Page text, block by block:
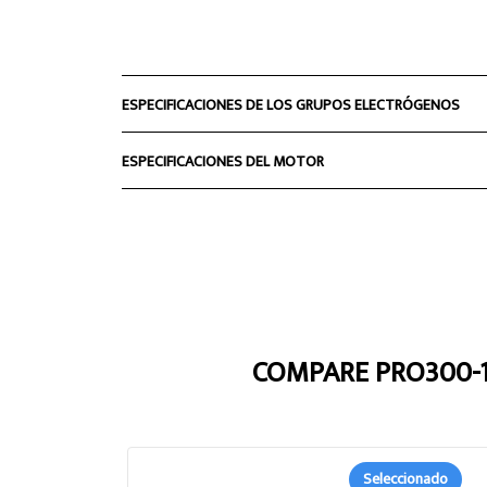
ESPECIFICACIONES DE LOS GRUPOS ELECTRÓGENOS
ESPECIFICACIONES DEL MOTOR
COMPARE
Seleccionado